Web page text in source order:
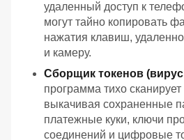
удаленный доступ к
могут тайно копировать
нажатия клавиш,
и камеру.
Сборщик токенов
программа тихо
выкачивая сохраненные
платежные куки, ключи
соединений и цифровые